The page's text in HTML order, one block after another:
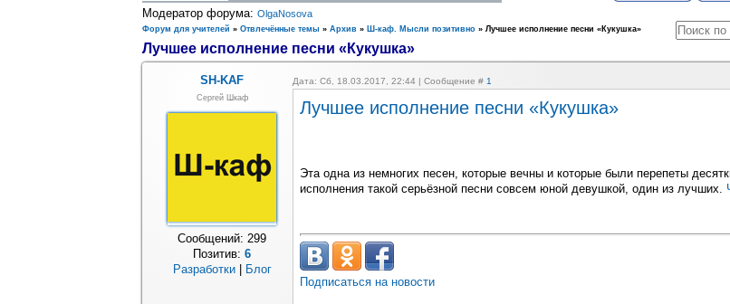
Модератор форума: OlgaNosova
Форум для учителей » Отвлечённые темы » Архив » Ш-каф. Мысли позитивно » Лучшее исполнение песни «Кукушка»
Лучшее исполнение песни «Кукушка»
SH-KAF Дата: Сб, 18.03.2017, 22:44 | Сообщение # 1
Сергей Шкаф
Сообщений: 299
Позитив: 6
Разработки| Блог
Лучшее исполнение песни «Кукушка»
Эта одна из немногих песен, которые вечны и которые были перепеты
исполнения такой серьёзной песни совсем юной девушкой, один из лучших.
Подписаться на новости